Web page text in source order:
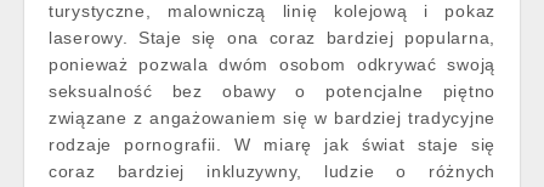
turystyczne, malowniczą linię kolejową i pokaz
laserowy. Staje się ona coraz bardziej popularna,
ponieważ pozwala dwóm osobom odkrywać swoją
seksualność bez obawy o potencjalne piętno
związane z angażowaniem się w bardziej tradycyjne
rodzaje pornografii. W miarę jak świat staje się
coraz bardziej inkluzywny, ludzie o różnych